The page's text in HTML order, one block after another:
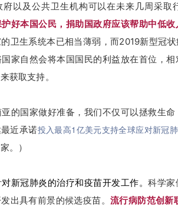
府以及公共卫生机构可以在未来几周采取
护好本国公民，捐助国政府应该帮助中低收
卫生系统本已相当薄弱，而2019新型冠状
家自然会将本国国民的利益放在首位，
获取支持。
的国家做好准备，我们不仅可以拯救生
近承诺投入最高1亿美元支持全球应对新冠
。）
新冠肺炎的治疗和疫苗开发工作。科学家
出具有前景的候选疫苗。 流行病防范创新